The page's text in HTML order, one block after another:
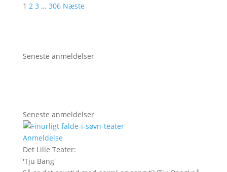
1 2 3 … 306 Næste
Seneste anmeldelser
Seneste anmeldelser
Anmeldelse
Det Lille Teater:
'Tju Bang'